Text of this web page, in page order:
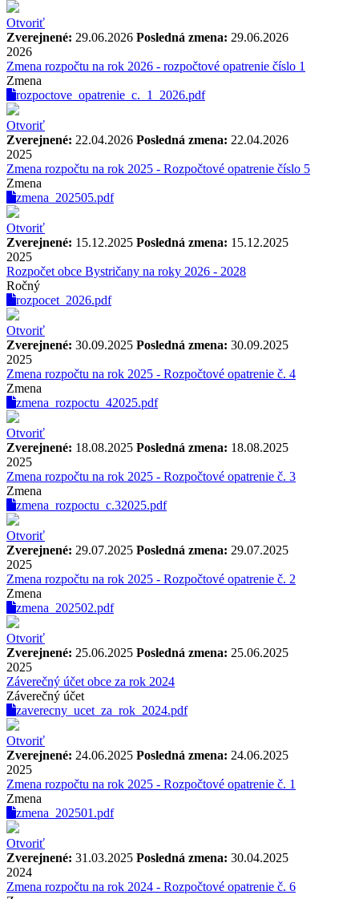
Otvoriť
Zverejnené: 29.06.2026 Posledná zmena: 29.06.2026
2026
Zmena rozpočtu na rok 2026 - rozpočtové opatrenie číslo 1
Zmena
rozpoctove_opatrenie_c._1_2026.pdf
Otvoriť
Zverejnené: 22.04.2026 Posledná zmena: 22.04.2026
2025
Zmena rozpočtu na rok 2025 - Rozpočtové opatrenie číslo 5
Zmena
zmena_202505.pdf
Otvoriť
Zverejnené: 15.12.2025 Posledná zmena: 15.12.2025
2025
Rozpočet obce Bystričany na roky 2026 - 2028
Ročný
rozpocet_2026.pdf
Otvoriť
Zverejnené: 30.09.2025 Posledná zmena: 30.09.2025
2025
Zmena rozpočtu na rok 2025 - Rozpočtové opatrenie č. 4
Zmena
zmena_rozpoctu_42025.pdf
Otvoriť
Zverejnené: 18.08.2025 Posledná zmena: 18.08.2025
2025
Zmena rozpočtu na rok 2025 - Rozpočtové opatrenie č. 3
Zmena
zmena_rozpoctu_c.32025.pdf
Otvoriť
Zverejnené: 29.07.2025 Posledná zmena: 29.07.2025
2025
Zmena rozpočtu na rok 2025 - Rozpočtové opatrenie č. 2
Zmena
zmena_202502.pdf
Otvoriť
Zverejnené: 25.06.2025 Posledná zmena: 25.06.2025
2025
Záverečný účet obce za rok 2024
Záverečný účet
zaverecny_ucet_za_rok_2024.pdf
Otvoriť
Zverejnené: 24.06.2025 Posledná zmena: 24.06.2025
2025
Zmena rozpočtu na rok 2025 - Rozpočtové opatrenie č. 1
Zmena
zmena_202501.pdf
Otvoriť
Zverejnené: 31.03.2025 Posledná zmena: 30.04.2025
2024
Zmena rozpočtu na rok 2024 - Rozpočtové opatrenie č. 6